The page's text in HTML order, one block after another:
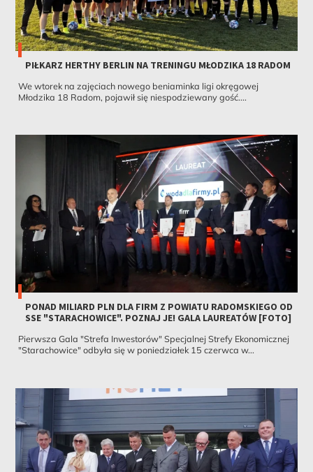
PIŁKARZ HERTHY BERLIN NA TRENINGU MŁODZIKA 18 RADOM
We wtorek na zajęciach nowego beniaminka ligi okręgowej
Młodzika 18 Radom, pojawił się niespodziewany gość....
PONAD MILIARD PLN DLA FIRM Z POWIATU RADOMSKIEGO OD
SSE "STARACHOWICE". POZNAJ JE! GALA LAUREATÓW [FOTO]
Pierwsza Gala "Strefa Inwestorów" Specjalnej Strefy Ekonomicznej
"Starachowice" odbyła się w poniedziałek 15 czerwca w...